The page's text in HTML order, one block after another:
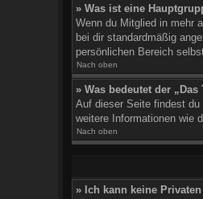
» Was ist eine
Wenn du Mitglied in mehr
bei dir standardmäßig
persönlichen Bereich
Nach oben
» Was bedeutet der
Auf dieser Seite findest
weitere Informationen wie
Nach oben
» Ich kann keine